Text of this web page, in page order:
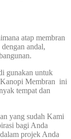
atap membran
andal,
gunakan untuk
Kanopi Membran ini
tempat dan
yang sudah Kami
bagi Anda
projek Anda